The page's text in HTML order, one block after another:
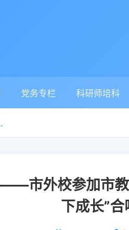
党务专栏 科研师培科
阳光下成长”合唱节目
——市外校参加市
下成长”合